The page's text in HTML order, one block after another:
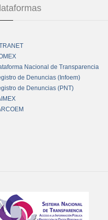
Nacional de Transparencia
de Denuncias (Infoem)
de Denuncias (PNT)